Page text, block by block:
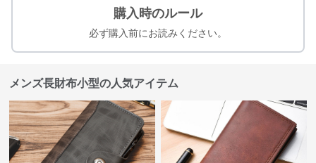
購入時のルール
必ず購入前にお読みください。
メンズ長財布小型の人気アイテム